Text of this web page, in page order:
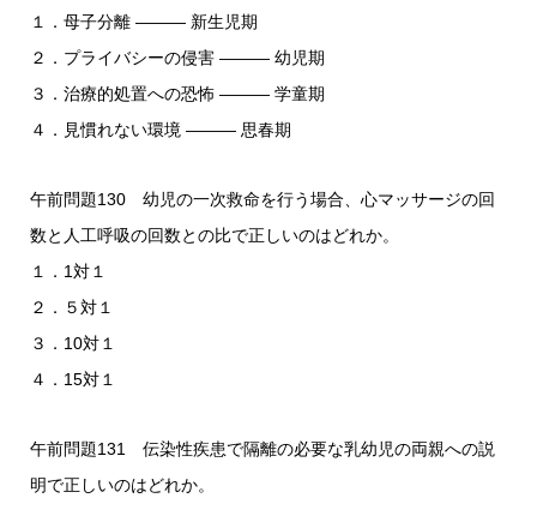
１．母子分離 ――― 新生児期
２．プライバシーの侵害 ――― 幼児期
３．治療的処置への恐怖 ――― 学童期
４．見慣れない環境 ――― 思春期
午前問題130 幼児の一次救命を行う場合、心マッサージの回
数と人工呼吸の回数との比で正しいのはどれか。
１．1対１
２．５対１
３．10対１
４．15対１
午前問題131 伝染性疾患で隔離の必要な乳幼児の両親への説
明で正しいのはどれか。